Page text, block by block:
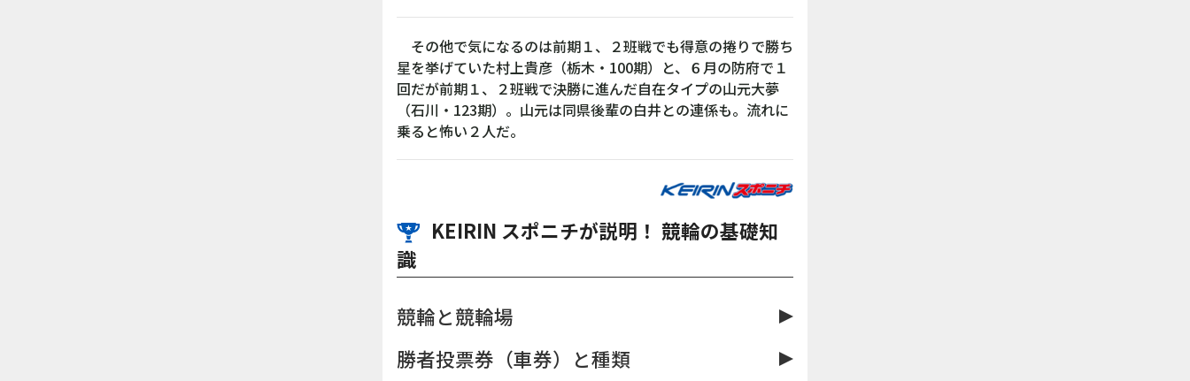
その他で気になるのは前期１、２班戦でも得意の捲りで勝ち
星を挙げていた村上貴彦（栃木・100期）と、６月の防府で１
回だが前期１、２班戦で決勝に進んだ自在タイプの山元大夢
（石川・123期）。山元は同県後輩の白井との連係も。流れに
乗ると怖い２人だ。
KEIRIN スポニチが説明！ 競輪の基礎知
識
競輪と競輪場
勝者投票券（車券）と種類